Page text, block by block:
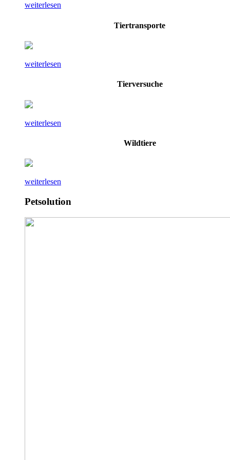
weiterlesen
Tiertransporte
weiterlesen
Tierversuche
weiterlesen
Wildtiere
weiterlesen
Petsolution